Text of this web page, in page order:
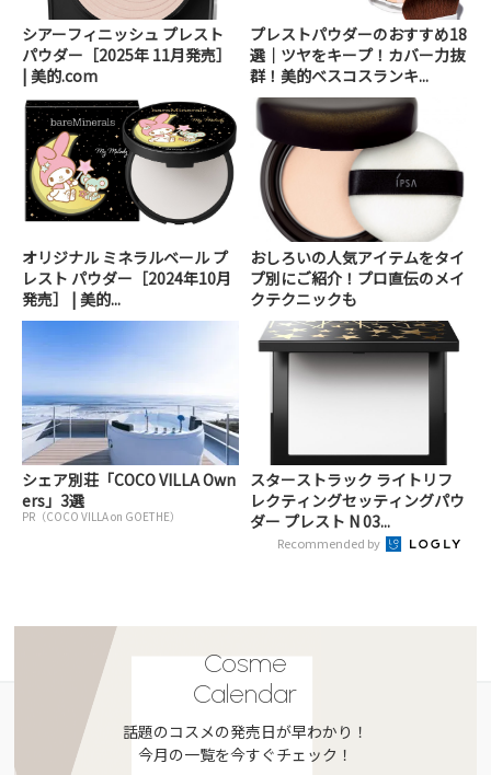
シアーフィニッシュ プレスト
パウダー［2025年 11月発売］
| 美的.com
プレストパウダーのおすすめ18
選｜ツヤをキープ！カバー力抜
群！美的べスコスランキ...
オリジナル ミネラルベール プ
レスト パウダー［2024年10月
発売］ | 美的...
おしろいの人気アイテムをタイ
プ別にご紹介！プロ直伝のメイ
クテクニックも
シェア別荘「COCO VILLA Own
ers」3選
PR（COCO VILLA on GOETHE）
スターストラック ライトリフ
レクティングセッティングパウ
ダー プレスト N 03...
Recommended by
Cosme
Calendar
話題のコスメの発売日が早わかり！
今月の一覧を今すぐチェック！